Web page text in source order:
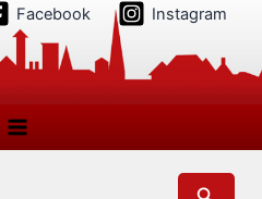
Facebook Instagram
Suchen